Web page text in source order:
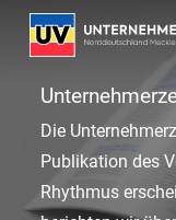
Skip
content
Die
Publikation des
Rhythmus